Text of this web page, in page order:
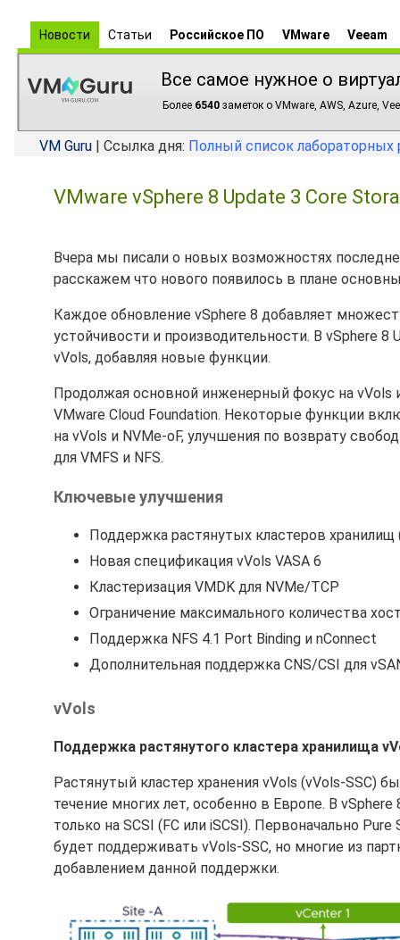
Новости Статьи Российское ПО VMware Veeam
Все самое нужное о
Более 6540 заметок о VMware, AWS, Azure,
VM Guru | Ссылка дня: Полный список лабораторных
VMware vSphere 8 Update 3 Core
Вчера мы писали о новых возможностях
расскажем что нового появилось в плане
Каждое обновление vSphere 8 добавляет
устойчивости и производительности. В vSphere
vVols, добавляя новые функции.
Продолжая основной инженерный фокус на vVols
VMware Cloud Foundation. Некоторые функции
на vVols и NVMe-oF, улучшения по возврату
для VMFS и NFS.
Ключевые улучшения
Поддержка растянутых кластеров
Новая спецификация vVols VASA 6
Кластеризация VMDK для NVMe/TCP
Ограничение максимального количества
Поддержка NFS 4.1 Port Binding и nConnect
Дополнительная поддержка CNS/CSI для
vVols
Поддержка растянутого кластера хранилища
Растянутый кластер хранения vVols (vVols-SSC)
течение многих лет, особенно в Европе. В
только на SCSI (FC или iSCSI). Первоначально
будет поддерживать vVols-SSC, но многие из
добавлением данной поддержки.